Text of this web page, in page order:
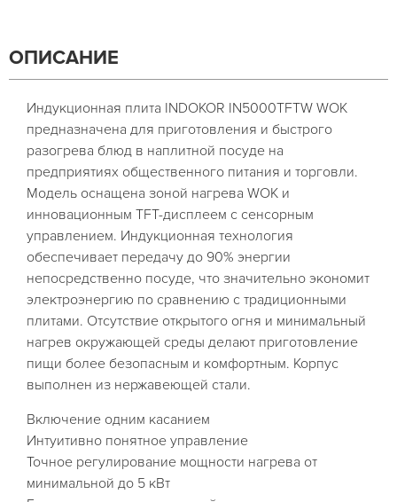
ОПИСАНИЕ
Индукционная плита INDOKOR IN5000TFTW WOK
предназначена для приготовления и быстрого
разогрева блюд в наплитной посуде на
предприятиях общественного питания и торговли.
Модель оснащена зоной нагрева WOK и
инновационным TFT-дисплеем с сенсорным
управлением. Индукционная технология
обеспечивает передачу до 90% энергии
непосредственно посуде, что значительно экономит
электроэнергию по сравнению с традиционными
плитами. Отсутствие открытого огня и минимальный
нагрев окружающей среды делают приготовление
пищи более безопасным и комфортным. Корпус
выполнен из нержавеющей стали.
Включение одним касанием
Интуитивно понятное управление
Точное регулирование мощности нагрева от
минимальной до 5 кВт